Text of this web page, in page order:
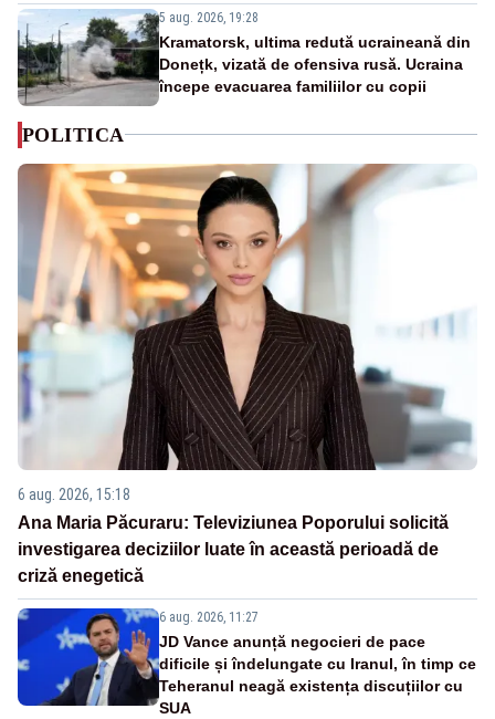
5 aug. 2026, 19:28
Kramatorsk, ultima redută ucraineană din
Donețk, vizată de ofensiva rusă. Ucraina
începe evacuarea familiilor cu copii
POLITICA
6 aug. 2026, 15:18
Ana Maria Păcuraru: Televiziunea Poporului solicită
investigarea deciziilor luate în această perioadă de
criză enegetică
6 aug. 2026, 11:27
JD Vance anunță negocieri de pace
dificile și îndelungate cu Iranul, în timp ce
Teheranul neagă existența discuțiilor cu
SUA